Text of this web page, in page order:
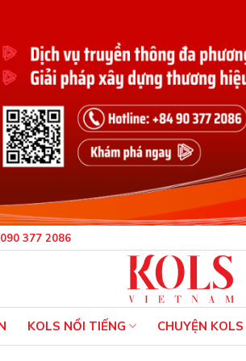
090 377 2086
KOLS NỔI TIẾNG CHUYỆN KOLS